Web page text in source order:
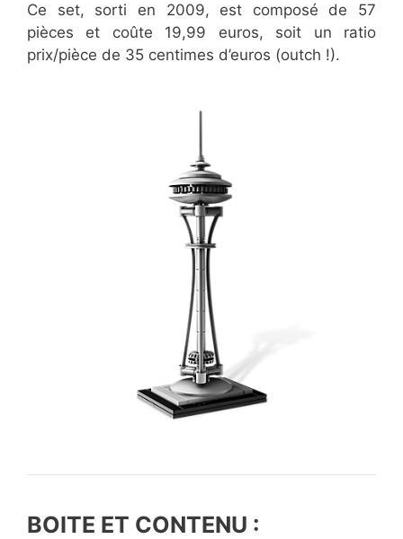
Ce set, sorti en 2009, est composé de 57
pièces et coûte 19,99 euros, soit un ratio
prix/pièce de 35 centimes d’euros (outch !).
BOITE ET CONTENU :